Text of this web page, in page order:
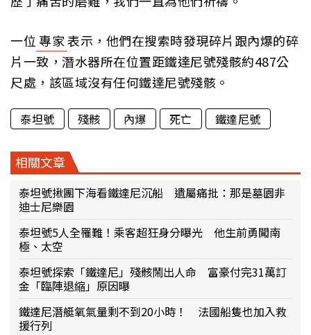
一位 專家表示，他們在搜索時發現碎片跟內爆的碎
片一致，潛水器所在位置距鐵達尼號殘骸約487公
尺處，該區域沒有任何鐵達尼號殘骸。
泰坦號 殘骸 內爆 死亡 鐵達尼號
相關文章
泰坦號揪團下海看鐵達尼沉船 遺屬痛批：那是墓園非
迪士尼樂園
泰坦號5人全罹難！乘客超狂身分曝光 他生前勇闖南
極、太空
泰坦號探索「鐵達尼」殘骸鬧出人命 富豪付完31萬訂
金「臨陣退縮」原因曝
鐵達尼潛艇氧氣量剩不到20小時！ 法國船隻也加入救
援行列